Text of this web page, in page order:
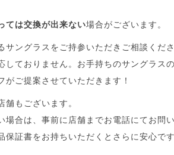
ては交換が出来ない場合がございます。
ングラスをご持参いただきご相談くださ
ておりません。お手持ちのサングラス
ご提案させていただきます！
もございます。
合は、事前に店舗までお電話にてお問
証書をお持ちいただくとさらに安心です